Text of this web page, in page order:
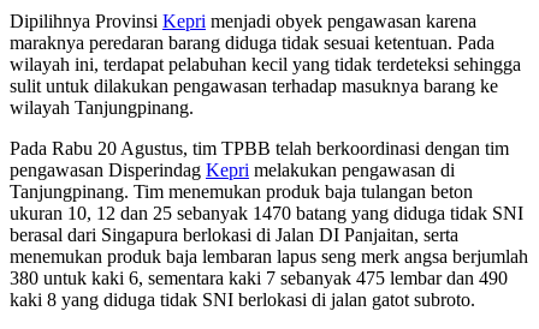
Dipilihnya Provinsi Kepri menjadi obyek pengawasan karena
maraknya peredaran barang diduga tidak sesuai ketentuan. Pada
wilayah ini, terdapat pelabuhan kecil yang tidak terdeteksi sehingga
sulit untuk dilakukan pengawasan terhadap masuknya barang ke
wilayah Tanjungpinang.
Pada Rabu 20 Agustus, tim TPBB telah berkoordinasi dengan tim
pengawasan Disperindag Kepri melakukan pengawasan di
Tanjungpinang. Tim menemukan produk baja tulangan beton
ukuran 10, 12 dan 25 sebanyak 1470 batang yang diduga tidak SNI
berasal dari Singapura berlokasi di Jalan DI Panjaitan, serta
menemukan produk baja lembaran lapus seng merk angsa berjumlah
380 untuk kaki 6, sementara kaki 7 sebanyak 475 lembar dan 490
kaki 8 yang diduga tidak SNI berlokasi di jalan gatot subroto.